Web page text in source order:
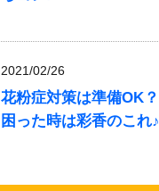
2021/02/26
花粉症対策は準備OK？
困った時は彩香のこれ♪